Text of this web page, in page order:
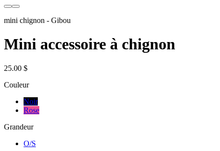
mini chignon - Gibou
Mini accessoire à chignon
25.00 $
Couleur
Noir
Rose
Grandeur
O/S